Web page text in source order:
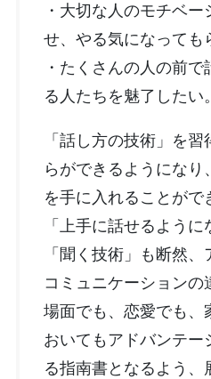
・大切な人のモチベー
せ、やる気になっても
・たくさんの人の前
る人たちを魅了したい。
「話し方の技術」を
らができるようにな
を手に入れることがで
「上手に話せるよう
「聞く技術」も断然、
コミュニケーション
場面でも、恋愛でも、
おいてもアドバンテー
る指南書となるよう、